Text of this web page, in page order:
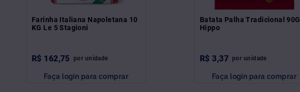
Farinha Italiana Napoletana 10
KG Le 5 Stagioni
R$ 162,75 por unidade
Faça login para comprar
Batata Palha Tradicional 90G
Hippo
R$ 3,37 por unidade
Faça login para comprar